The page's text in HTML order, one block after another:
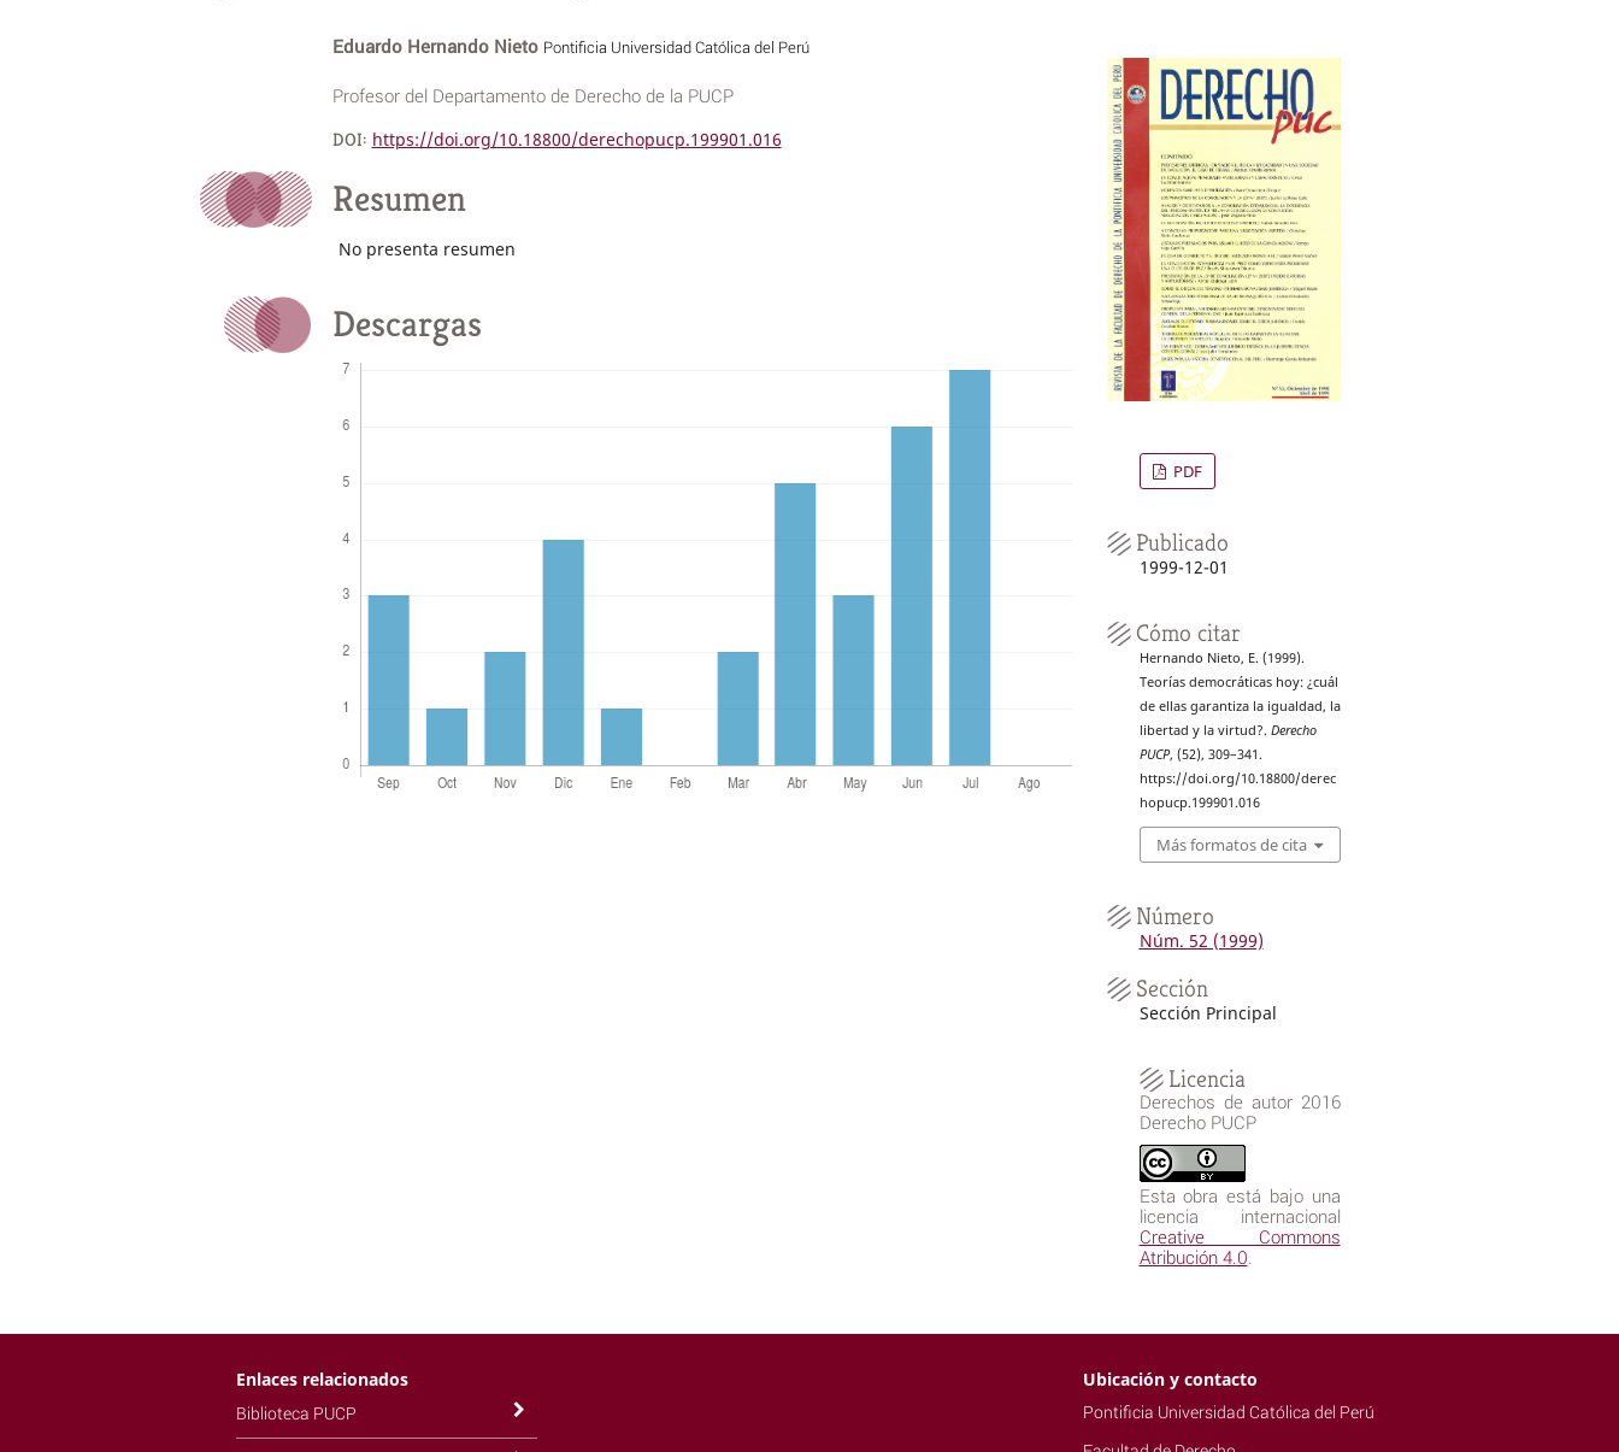
Eduardo Hernando Nieto Pontificia Universidad Católica del Perú
Profesor del Departamento de Derecho de la PUCP
DOI: https://doi.org/10.18800/derechopucp.199901.016
Resumen
No presenta resumen
Descargas
PDF
Publicado
1999-12-01
Cómo citar
Hernando Nieto, E. (1999).
Teorías democráticas hoy: ¿cuál
de ellas garantiza la igualdad, la
libertad y la virtud?. Derecho
PUCP, (52), 309–341.
https://doi.org/10.18800/derec
hopucp.199901.016
Más formatos de cita
Número
Núm. 52 (1999)
Sección
Sección Principal
Licencia
Derechos de autor 2016
Derecho PUCP
Esta obra está bajo una
licencia internacional
Creative Commons
Atribución 4.0.
Enlaces relacionados
Biblioteca PUCP
Ubicación y contacto
Pontificia Universidad Católica del Perú